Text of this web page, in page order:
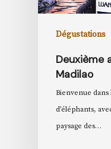
Dégustations
Deuxième
Madilao
Bienvenue
d’éléphants,
paysage des…